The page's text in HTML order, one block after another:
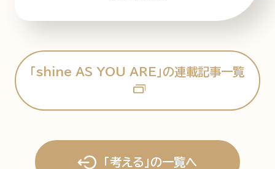
「shine AS YOU ARE」の連載記事一覧
「考える」の一覧へ